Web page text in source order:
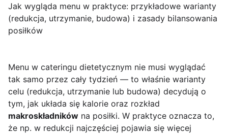
Jak wygląda menu w praktyce: przykładowe warianty
(redukcja, utrzymanie, budowa) i zasady bilansowania
posiłków
Menu w cateringu dietetycznym nie musi wyglądać
tak samo przez cały tydzień — to właśnie warianty
celu (redukcja, utrzymanie lub budowa) decydują o
tym, jak układa się kalorie oraz rozkład
makroskładników na posiłki. W praktyce oznacza to,
że np. w redukcji najczęściej pojawia się więcej